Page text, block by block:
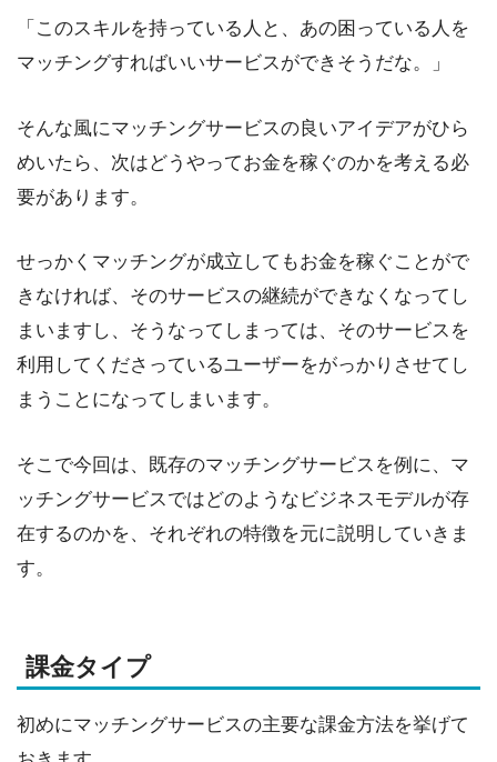
「このスキルを持っている人と、あの困っている人を
マッチングすればいいサービスができそうだな。」
そんな風にマッチングサービスの良いアイデアがひら
めいたら、次はどうやってお金を稼ぐのかを考える必
要があります。
せっかくマッチングが成立してもお金を稼ぐことがで
きなければ、そのサービスの継続ができなくなってし
まいますし、そうなってしまっては、そのサービスを
利用してくださっているユーザーをがっかりさせてし
まうことになってしまいます。
そこで今回は、既存のマッチングサービスを例に、マ
ッチングサービスではどのようなビジネスモデルが存
在するのかを、それぞれの特徴を元に説明していきま
す。
課金タイプ
初めにマッチングサービスの主要な課金方法を挙げて